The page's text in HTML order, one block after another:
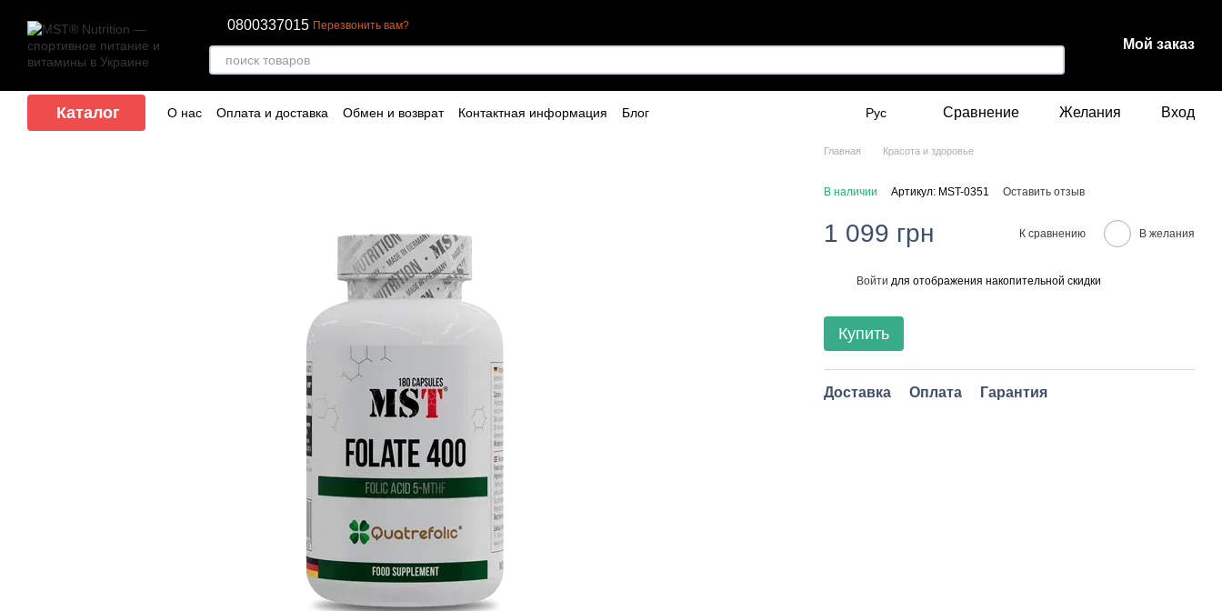
0800337015 Перезвонить вам?
Мой заказ
Каталог О нас Оплата и доставка Обмен и возврат Контактная информация Блог Рус Сравнение Желания Вход
Главная Красота и здоровье
В наличии Артикул: MST-0351 Оставить отзыв
1 099 грн К сравнению В желания
Войти для отображения накопительной скидки
Купить
Доставка Оплата Гарантия